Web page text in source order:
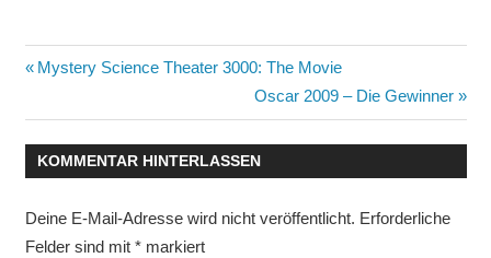
Beitragsnavigation
Vorheriger
Mystery Science Theater 3000: The Movie
Nächster
Beitrag:
Oscar 2009 – Die Gewinner
KOMMENTAR HINTERLASSEN
Deine E-Mail-Adresse wird nicht veröffentlicht. Erforderliche
Felder sind mit *markiert